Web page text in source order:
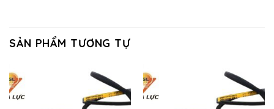
SẢN PHẨM TƯƠNG TỰ